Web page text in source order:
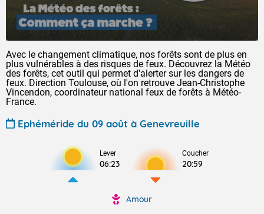
Avec le changement climatique, nos forêts sont de plus en
plus vulnérables à des risques de feux. Découvrez la Météo
des forêts, cet outil qui permet d'alerter sur les dangers de
feux. Direction Toulouse, où l'on retrouve Jean-Christophe
Vincendon, coordinateur national feux de forêts à Météo-
France.
Ephéméride du 09 août à Genevreuille
Lever
06:23
Coucher
20:59
Amour